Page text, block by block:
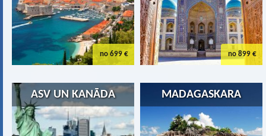
no 699 € no 899 €
ASV UN KANĀDA MADAGASKARA